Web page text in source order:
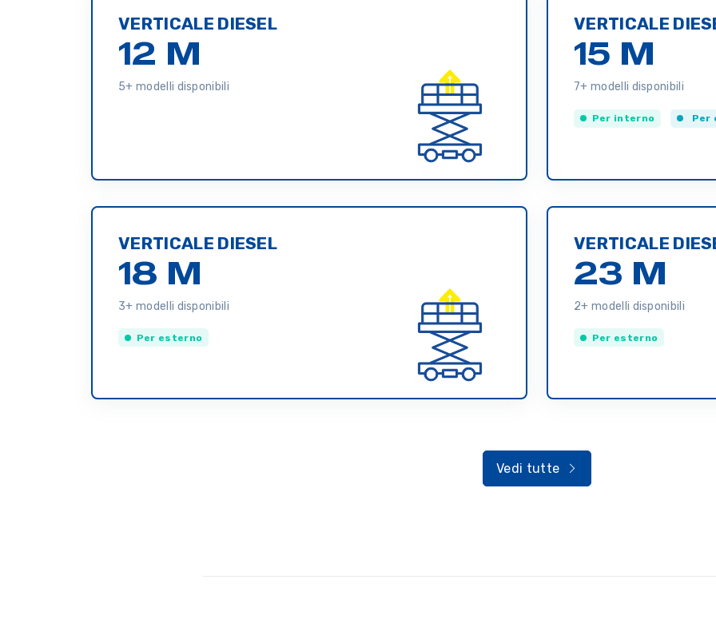
VERTICALE DIESEL
12 M
5+ modelli disponibili
VERTICALE
15 M
7+ modelli disponibili
Per interno Per
VERTICALE DIESEL
18 M
3+ modelli disponibili
Per esterno
VERTICALE
23 M
2+ modelli disponibili
Per esterno
Vedi tutte